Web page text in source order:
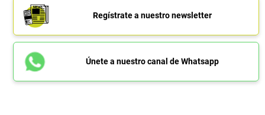
Regístrate a nuestro newsletter
Únete a nuestro canal de Whatsapp